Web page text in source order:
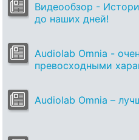
Видеообзор -
до наших дней!
Audiolab Omnia -
превосходными
Audiolab Omnia –